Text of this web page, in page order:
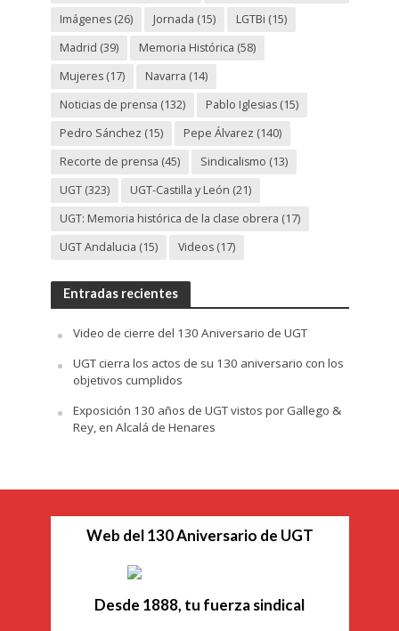
Imágenes(26) Jornada (15) LGTBi (15)
Madrid (39) Memoria Histórica (58)
Mujeres(17) Navarra (14)
Noticias de prensa (132) Pablo Iglesias(15)
Pedro Sánchez (15) Pepe Álvarez (140)
Recorte de prensa (45) Sindicalismo (13)
UGT(323) UGT-Castilla y León (21)
UGT: Memoria histórica de la clase obrera (17)
UGT Andalucia (15) Videos(17)
Entradas recientes
Video de cierre del 130 Aniversario de UGT
UGT cierra los actos de su 130 aniversario con los
objetivos cumplidos
Exposición 130 años de UGT vistos por Gallego &
Rey, en Alcalá de Henares
Web del 130 Aniversario de UGT
Desde 1888, tu fuerza sindical